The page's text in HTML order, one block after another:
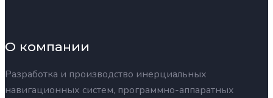
О компании
Разработка и производство инерциальных
навигационных систем, программно-аппаратных